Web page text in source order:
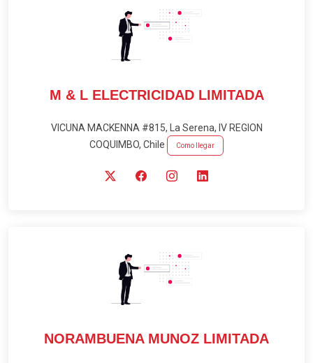
M & L ELECTRICIDAD LIMITADA
VICUNA MACKENNA #815, La Serena, IV REGION
COQUIMBO, Chile
Como llegar
NORAMBUENA MUNOZ LIMITADA